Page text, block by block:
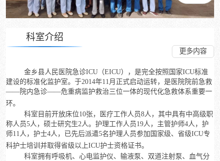
科室介绍
更多内容
金乡县人民医院急诊ICU （EICU），是完全按照国家ICU标准
建设的标准化监护室。于2014年11月正式启动运转，是医院院前急救
——院内急诊——危重病监护救治三位一体的现代化急救体系重要一
环。
科室目前开放床位10张，医疗工作人员8人，其中具有中高级职
称人员5人，硕士研究生2人。护理工作人员 19人，主管护师4人，护
师11人，护士4人，已先后派遣5名护理人员参加国家级、省级ICU专
科护士培训并取得省级以上ICU护士资格证书。
科室拥有呼吸机、心电监护仪、输液泵、双道注射泵、血气分